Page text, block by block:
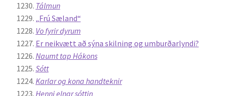
Tálmun
„Frú Sæland“
Vo fyrir dyrum
Er neikvætt að sýna skilning og umburðarlyndi?
Naumt tap Hákons
Sótt
Karlar og kona handteknir
Henni elnar sóttin